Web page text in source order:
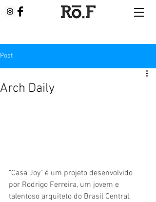
Post
Arch Daily
"Casa Joy" é um projeto desenvolvido
por Rodrigo Ferreira, um jovem e
talentoso arquiteto do Brasil Central,